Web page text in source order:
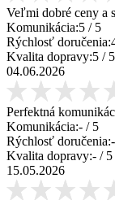
Veľmi dobré ceny a
Komunikácia:5 / 5
Rýchlosť doručenia:
Kvalita dopravy:5 / 5
04.06.2026
Perfektná
Komunikácia:- / 5
Rýchlosť doručenia:-
Kvalita dopravy:- / 5
15.05.2026